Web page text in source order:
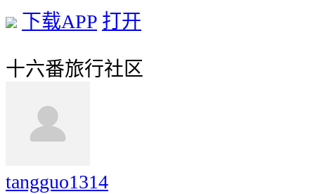
下载APP 打开
十六番旅行社区
tangguo1314